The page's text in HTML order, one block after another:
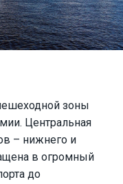
зоны
Центральная
– нижнего и
в огромный
до